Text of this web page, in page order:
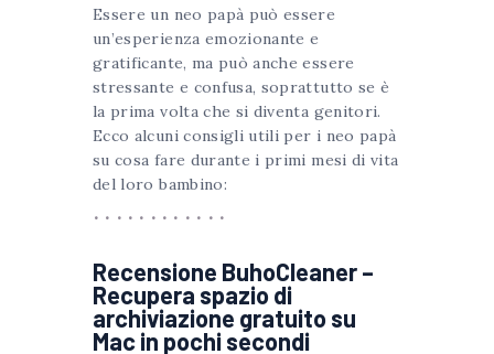
Essere un neo papà può essere
un’esperienza emozionante e
gratificante, ma può anche essere
stressante e confusa, soprattutto se è
la prima volta che si diventa genitori.
Ecco alcuni consigli utili per i neo papà
su cosa fare durante i primi mesi di vita
del loro bambino:
Recensione BuhoCleaner –
Recupera spazio di
archiviazione gratuito su
Mac in pochi secondi